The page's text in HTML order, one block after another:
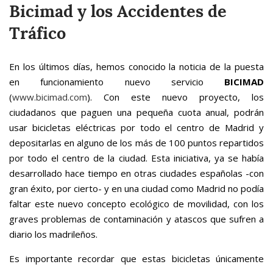
Bicimad y los Accidentes de
Tráfico
En los últimos días, hemos conocido la noticia de la puesta
en funcionamiento nuevo servicio BICIMAD
(www.bicimad.com). Con este nuevo proyecto, los
ciudadanos que paguen una pequeña cuota anual, podrán
usar bicicletas eléctricas por todo el centro de Madrid y
depositarlas en alguno de los más de 100 puntos repartidos
por todo el centro de la ciudad. Esta iniciativa, ya se había
desarrollado hace tiempo en otras ciudades españolas -con
gran éxito, por cierto- y en una ciudad como Madrid no podía
faltar este nuevo concepto ecológico de movilidad, con los
graves problemas de contaminación y atascos que sufren a
diario los madrileños.
Es importante recordar que estas bicicletas únicamente